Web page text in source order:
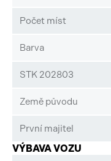
Počet míst
Barva
STK 202803
Země původu
První majitel
VÝBAVA VOZU